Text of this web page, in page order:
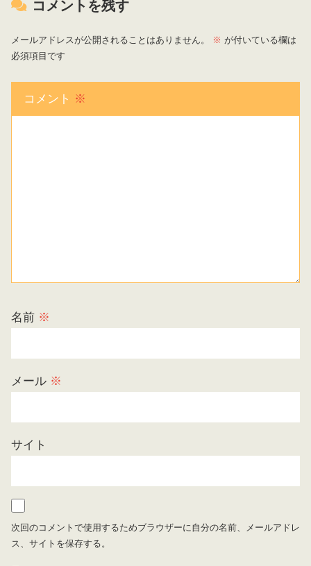
コメントを残す
メールアドレスが公開されることはありません。 ※ が付いている欄は
必須項目です
コメント ※
名前 ※
メール ※
サイト
次回のコメントで使用するためブラウザーに自分の名前、メールアドレ
ス、サイトを保存する。